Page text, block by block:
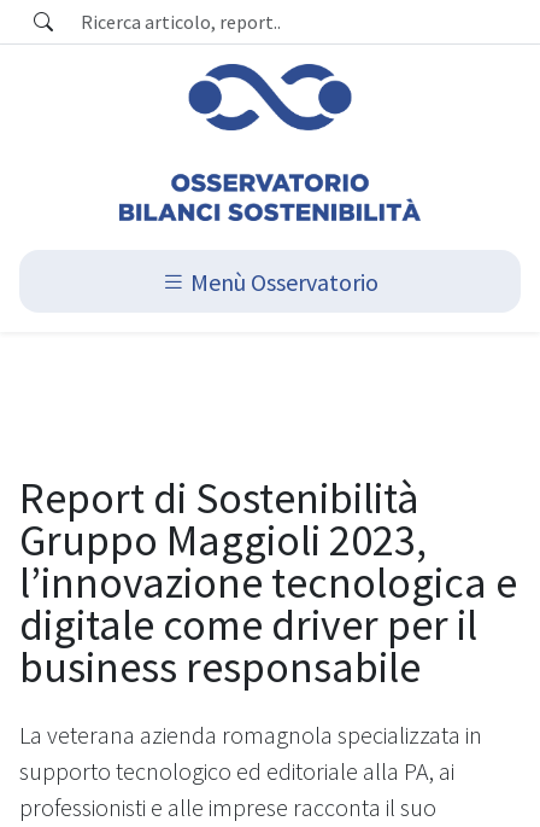
Menù Osservatorio
Report di Sostenibilità
Gruppo Maggioli 2023,
l’innovazione tecnologica e
digitale come driver per il
business responsabile
La veterana azienda romagnola specializzata in
supporto tecnologico ed editoriale alla PA, ai
professionisti e alle imprese racconta il suo